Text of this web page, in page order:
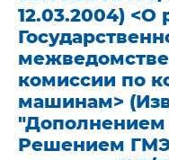
12.03.2004) <О
комиссии по
машинам>
"Дополнением
Решением